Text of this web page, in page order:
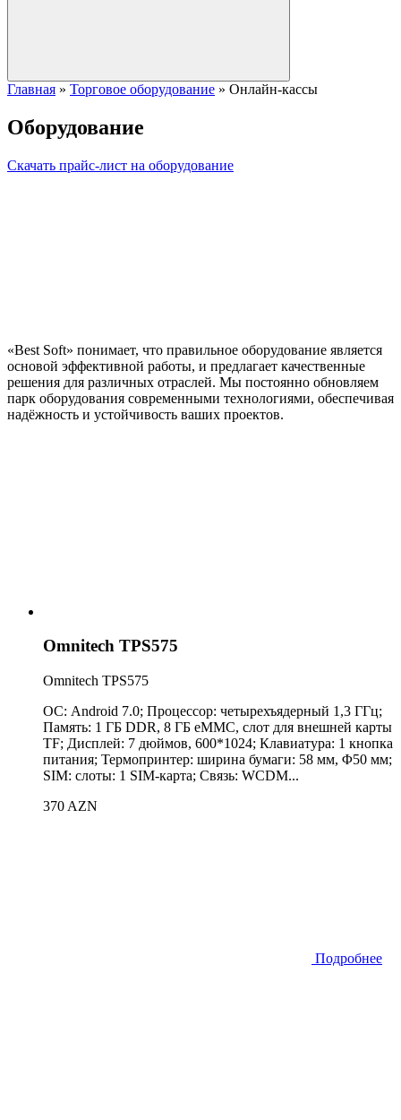
Главная » Торговое оборудование » Онлайн-кассы
Оборудование
Скачать прайс-лист на оборудование
«Best Soft» понимает, что правильное оборудование является
основой эффективной работы, и предлагает качественные
решения для различных отраслей. Мы постоянно обновляем
парк оборудования современными технологиями, обеспечивая
надёжность и устойчивость ваших проектов.
Omnitech TPS575
Omnitech TPS575
ОС: Android 7.0; Процессор: четырехъядерный 1,3 ГГц;
Память: 1 ГБ DDR, 8 ГБ eMMC, слот для внешней карты
TF; Дисплей: 7 дюймов, 600*1024; Клавиатура: 1 кнопка
питания; Термопринтер: ширина бумаги: 58 ​​мм, Φ50 мм;
SIM: слоты: 1 SIM-карта; Связь: WCDM...
370 AZN
Подробнее